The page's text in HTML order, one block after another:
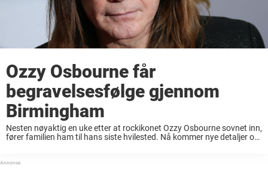
Ozzy Osbourne får
begravelsesfølge gjennom
Birmingham
Nesten nøyaktig en uke etter at rockikonet Ozzy Osbourne sovnet inn,
fører familien ham til hans siste hvilested. Nå kommer nye detaljer om